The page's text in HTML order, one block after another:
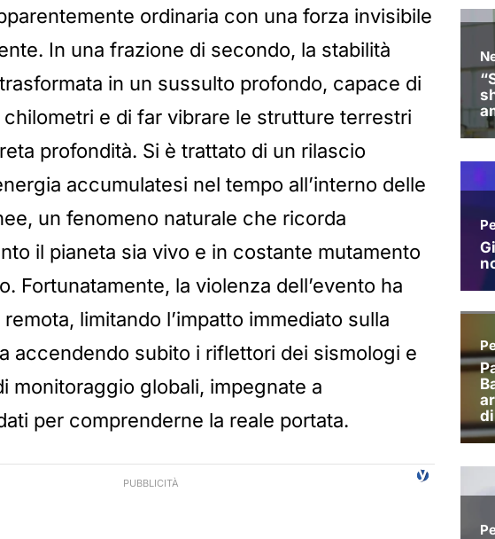
ordinaria con una forza invisibile
In una frazione di secondo, la stabilità
in un sussulto profondo, capace di
e di far vibrare le strutture terrestri
profondità. Si è trattato di un rilascio
accumulatesi nel tempo all’interno delle
un fenomeno naturale che ricorda
il pianeta sia vivo e in costante mutamento
Fortunatamente, la violenza dell’evento ha
remota, limitando l’impatto immediato sulla
accendendo subito i riflettori dei sismologi e
monitoraggio globali, impegnate a
per comprenderne la reale portata.